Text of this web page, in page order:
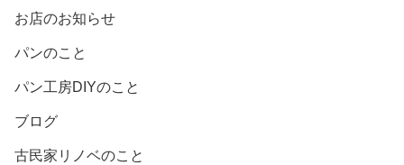
お店のお知らせ
パンのこと
パン工房DIYのこと
ブログ
古民家リノベのこと